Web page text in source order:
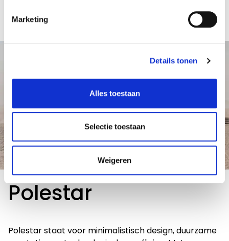
Marketing
Details tonen
Alles toestaan
Selectie toestaan
Weigeren
de baan.
Polestar
Polestar staat voor minimalistisch design, duurzame